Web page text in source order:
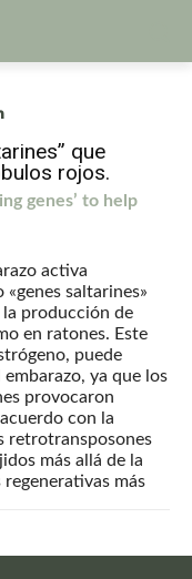
que
rojos.
genes’ to help
activa
saltarines»
la producción de
en ratones. Este
puede
ya que los
provocaron
con la
retrotransposones
más allá de la
más